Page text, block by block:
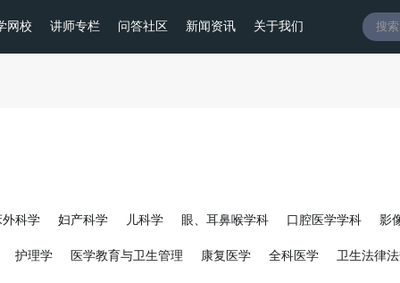
网校 讲师专栏 问答社区 新闻资讯 关于我们
外科学 妇产科学 儿科学 眼、耳鼻喉学科 口腔医学学科 影
护理学 医学教育与卫生管理 康复医学 全科医学 卫生法律